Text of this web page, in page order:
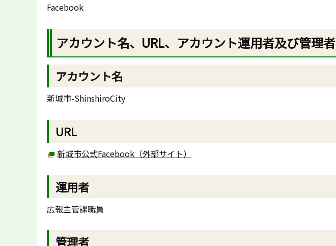
Facebook
アカウント名、URL、アカウント運用者及び管理者
アカウント名
新城市-ShinshiroCity
URL
新城市公式Facebook（外部サイト）
運用者
広報主管課職員
管理者